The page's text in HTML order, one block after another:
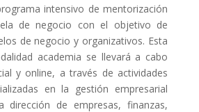
intensivo de mentorización
de negocio con el objetivo de
de negocio y organizativos. Esta
academia se llevará a cabo
y online, a través de actividades
en la gestión empresarial
dirección de empresas, finanzas,